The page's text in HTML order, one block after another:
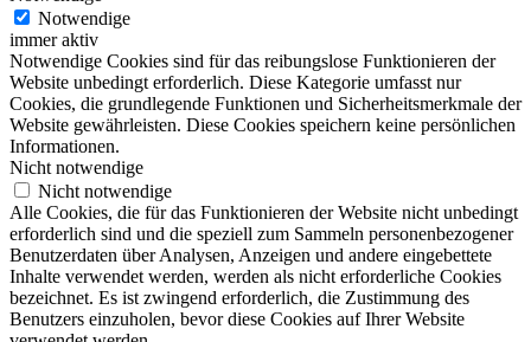
Notwendige
immer aktiv
Notwendige Cookies sind für das reibungslose Funktionieren der
Website unbedingt erforderlich. Diese Kategorie umfasst nur
Cookies, die grundlegende Funktionen und Sicherheitsmerkmale der
Website gewährleisten. Diese Cookies speichern keine persönlichen
Informationen.
Nicht notwendige
Nicht notwendige
Alle Cookies, die für das Funktionieren der Website nicht unbedingt
erforderlich sind und die speziell zum Sammeln personenbezogener
Benutzerdaten über Analysen, Anzeigen und andere eingebettete
Inhalte verwendet werden, werden als nicht erforderliche Cookies
bezeichnet. Es ist zwingend erforderlich, die Zustimmung des
Benutzers einzuholen, bevor diese Cookies auf Ihrer Website